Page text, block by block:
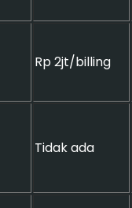
Rp 2jt/billing
Tidak ada